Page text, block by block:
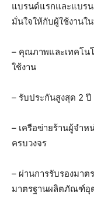
แบรนด์แรกและแบรน
มั่นใจให้กับผู้ใช้งานใ
– คุณภาพและเทคโน
ใช้งาน
– รับประกันสูงสุด 2
– เครือข่ายร้านผู้จำห
ครบวงจร
– ผ่านการรับรองมา
มาตรฐานผลิตภัณฑ์อุ